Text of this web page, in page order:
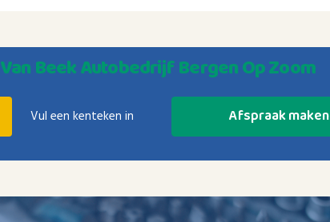
Van Beek Autobedrijf Bergen Op Zoom
Vul een kenteken in Afspraak maken